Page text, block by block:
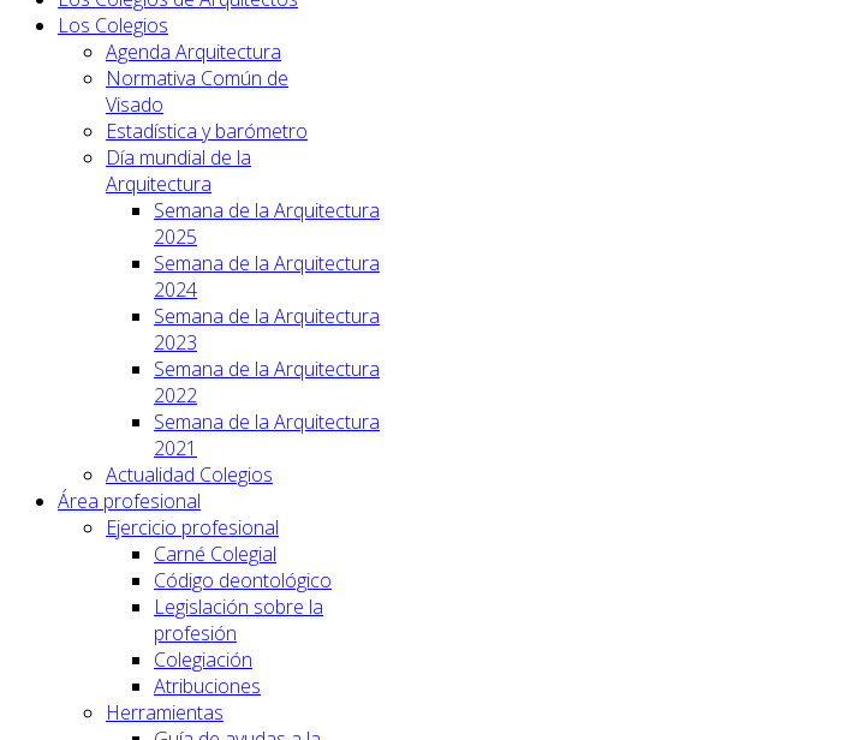
Los Colegios
Agenda Arquitectura
Normativa Común de
Visado
Estadística y barómetro
Día mundial de la
Arquitectura
Semana de la Arquitectura
2025
Semana de la Arquitectura
2024
Semana de la Arquitectura
2023
Semana de la Arquitectura
2022
Semana de la Arquitectura
2021
Actualidad Colegios
Área profesional
Ejercicio profesional
Carné Colegial
Código deontológico
Legislación sobre la
profesión
Colegiación
Atribuciones
Herramientas